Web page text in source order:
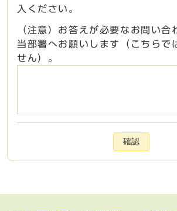
入ください。
（注意）お答えが必要なお問い合
当部署へお願いします（こちらで
せん）。
確認